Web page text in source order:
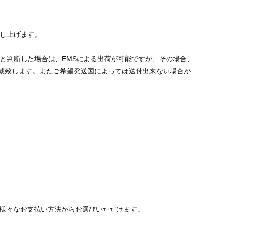
上げます。
断した場合は、EMSによる出荷が可能ですが、その場合、
します。またご希望発送国によっては送付出来ない場合が
なお支払い方法からお選びいただけます。